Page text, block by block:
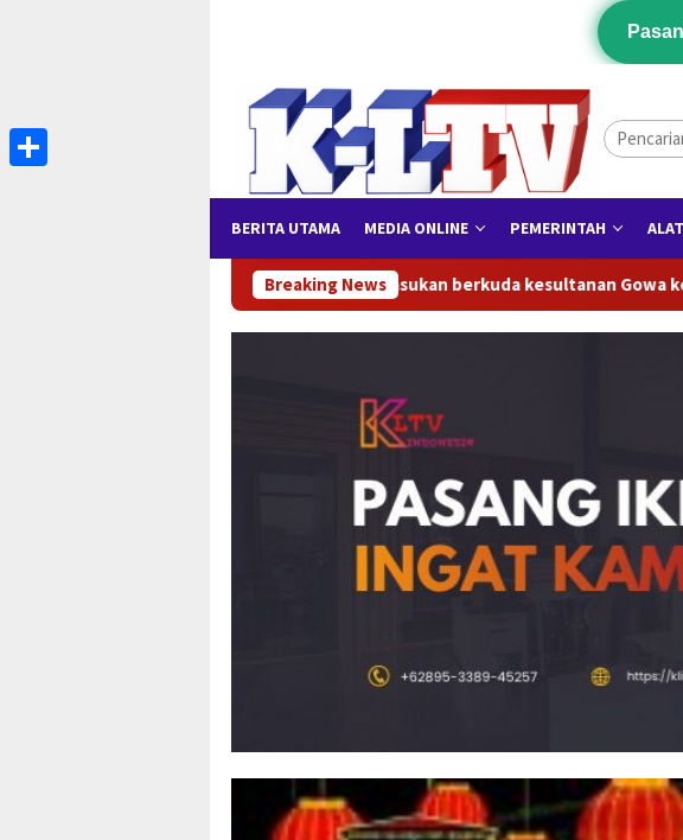
BERITA UTAMA MEDIA ONLINE PEMERINTAH
Breaking News
dan pasukan berkuda kesultanan Gowa kepung DPRD, Tuntut Perda LAD